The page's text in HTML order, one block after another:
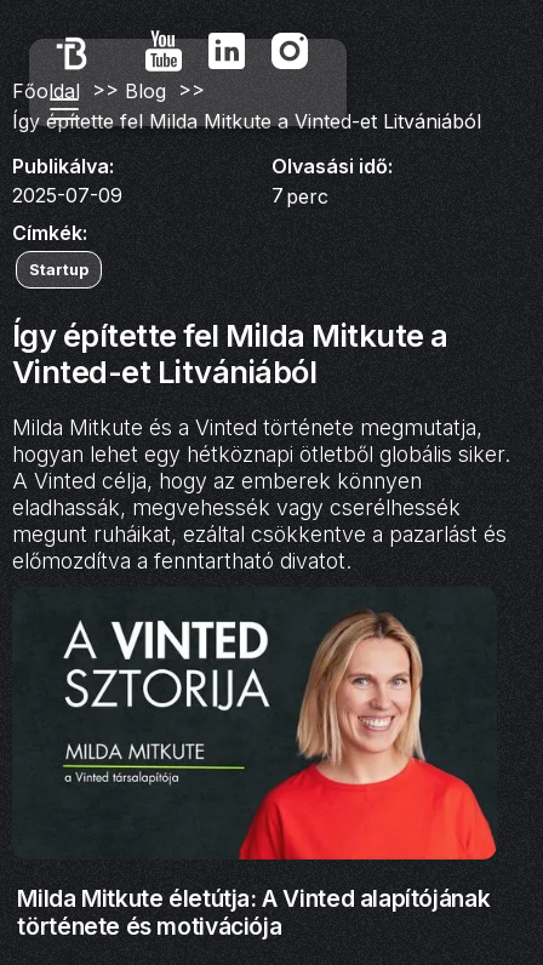
Főoldal >> Blog >>
Így építette fel Milda Mitkute a Vinted-et Litvániából
Publikálva:
2025-07-09
Olvasási idő:
7 perc
Címkék:
Startup
Így építette fel Milda Mitkute a
Vinted-et Litvániából
Milda Mitkute és a Vinted története megmutatja,
hogyan lehet egy hétköznapi ötletből globális siker.
A Vinted célja, hogy az emberek könnyen
eladhassák, megvehessék vagy cserélhessék
megunt ruháikat, ezáltal csökkentve a pazarlást és
előmozdítva a fenntartható divatot.
Milda Mitkute életútja: A Vinted alapítójának
története és motivációja